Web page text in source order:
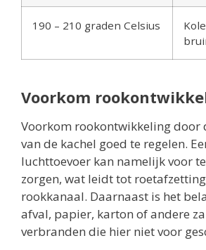
190 – 210 graden Celsius
Voorkom
Voorkom rookontwikkeling door
van de kachel goed te regelen.
luchttoevoer kan namelijk voor
zorgen, wat leidt tot
rookkanaal. Daarnaast is het
afval, papier, karton of andere
verbranden die hier niet voor